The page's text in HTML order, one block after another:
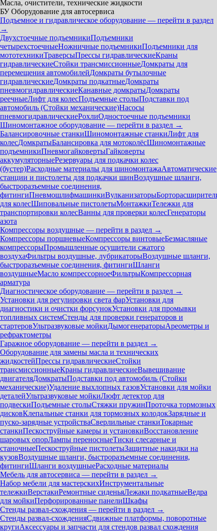
Масла, очистители, технические жидкости
БУ Оборудование для автосервиса
Подъемное и гидравлическое оборудование — перейти в раздел
→
Двухстоечные подъемникиПодъемники
четырехстоечныеНожничные подъемникиПодъемники для
мототехникиТраверсыПрессы гидравлическиеКраны
гидравлическиеСтойки трансмиссионныеДомкраты для
перемещения автомобилейДомкраты бутылочные
гидравлическиеДомкраты подкатныеДомкраты
пневмогидравлическиеКанавные домкратыДомкраты
реечныеЛифт для колесПодъемные столыПодставки под
автомобиль (Стойки механические)Насосы
пневмогидравлическиеРохлиОдностоечные подъемники
Шиномонтажное оборудование — перейти в раздел →
Балансировочные станкиШиномонтажные станкиЛифт для
колесДомкратыБалансировка для мотоколёсШиномонтажные
подъемникиПневмогайковертыГайковерты
аккумуляторныеРезервуары для подкачки колес
(бустер)Расходные материалы для шиномонтажаАвтоматические
станции и пистолеты для подкачки шинВоздушные шланги,
быстроразъемные соединения,
фитингиПневмошлифмашинкиВулканизаторы
для колесШиповальные пистолетыМонтажкиТележки для
транспортировки колесВанны для проверки колесГенераторы
азота
Компрессоры воздушные — перейти в раздел →
Компрессоры поршневыеКомпрессоры винтовыеБезмасляные
компрессорыПромышленные осушители сжатого
воздухаФильтры воздушные, лубрикаторыВоздушные шланги,
быстроразъемные соединения, фитингиШланги
воздушныеМасло компрессорноеФильтрыКомпрессорная
арматура
Диагностическое оборудование — перейти в раздел →
Установки для регулировки света фарУстановки для
диагностики и очистки форсунокУстановки для промывки
топливных системСтенды для проверки генераторов и
стартеровУльтразвуковые мойкиДымогенераторыАреометры и
рефрактометры
Гаражное оборудование — перейти в раздел →
Оборудование для замены масла и технических
жидкостейПрессы гидравлическиеСтойки
трансмиссионныеКраны гидравлическиеВывешивание
двигателяДомкратыПодставки под автомобиль (Стойки
механические)Удаление выхлопных газовУстановки для мойки
деталейУльтразвуковые мойкиЛюфт детектор для
подвескиПодъемные столыСтяжки пружинПроточка тормозных
дисковКлепальные станки для тормозных колодокЗарядные и
пуско-зарядные устройстваСверлильные станкиТокарные
станкиПескоструйные камеры и установкиВосстановление
шаровых опорЛампы переносныеТиски слесарные и
станочныеПескоструйные пистолетыЗащитные накидки на
кузовВоздушные шланги, быстроразъемные соединения,
фитингиШланги воздушныеРасходные материалы
Мебель для автосервиса — перейти в раздел →
Набор мебели для мастерскихИнструментальные
тележкиВерстакиРемонтные сиденьяЛежаки подкатныеВедра
для мойкиПерфорированные панелиШкафы
Стенды развал-схождения — перейти в раздел →
Стенды развал-схожденияСдвижные платформы, поворотные
кругиАксессуары и запчасти для стендов развал схождения